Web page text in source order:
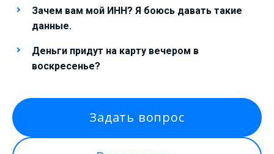
Зачем вам мой ИНН? Я боюсь давать такие
данные.
Деньги придут на карту вечером в
воскресенье?
Задать вопрос